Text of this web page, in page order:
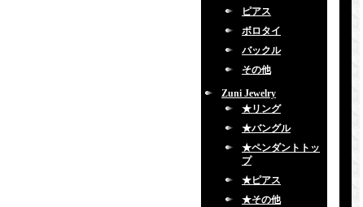
ピアス
ボロタイ
バックル
その他
Zuni Jewelry
★リング
★バングル
★ペンダントトッ
プ
★ピアス
★その他